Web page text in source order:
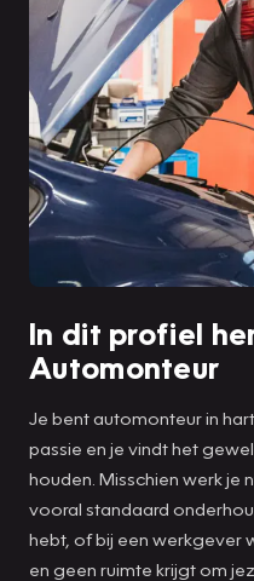
In dit profiel
Automonteur
Je bent automonteur in
passie en je vindt het
houden. Misschien werk je
vooral standaard
hebt, of bij een werkgever
en geen ruimte krijgt om